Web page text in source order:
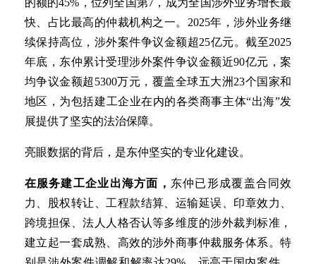
的额的45%，位列全国第7，成为全国涉外业务增长最
快、占比最高的仲裁机构之一。2025年，涉外业务继
续保持高位，涉外案件争议金额超25亿元。截至2025
年底，东仲累计受理涉外案件争议金额近90亿元，案
均争议金额超5300万元，覆盖全球五大洲23个国家和
地区，为包括建工企业在内的各类商事主体“出海”发
展提供了坚实的法治保障。
亮眼数据的背后，是东仲坚实的专业化建设。
在服务建工企业出海方面， 东仲已形成覆盖合同效
力、股权转让、工程款结算、运输延误、印章效力、
跨境担保、法人人格否认等多维度的涉外裁判标准，
建立起一套成熟、高效的涉外商事仲裁服务体系。特